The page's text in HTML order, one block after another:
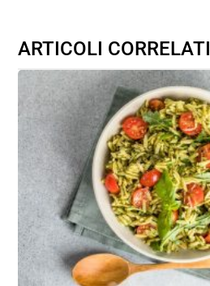
ARTICOLI CORRELATI